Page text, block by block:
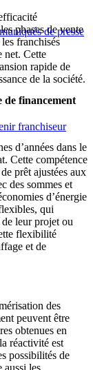
de presse
franchiseur
phases de vente
franchisés
net. Cette
rapide de
de la société.
financement
d’années dans le
Cette compétence
prêt ajustées aux
des sommes et
d’énergie
qui
leur projet ou
flexibilité
et de
des
peuvent être
obtenues en
réactivité est
possibilités de